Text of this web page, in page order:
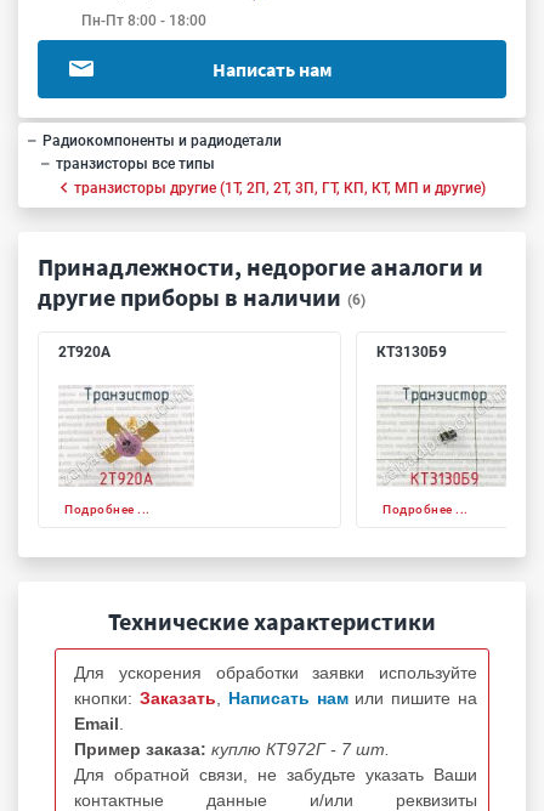
Пн-Пт 8:00 - 18:00
Написать нам
Радиокомпоненты и радиодетали
транзисторы все типы
транзисторы другие (1Т, 2П, 2Т, 3П, ГТ, КП, КТ, МП и другие)
Принадлежности, недорогие аналоги и
другие приборы в наличии (6)
2Т920А
Подробнее ...
КТ3130Б9
Подробнее ...
Технические характеристики
Для ускорения обработки заявки используйте
кнопки: Заказать Написать нам или пишите на
Email
Пример заказа: куплю КТ972Г - 7 шт.
Для обратной связи, не забудьте указать Ваши
контактные данные и/или реквизиты